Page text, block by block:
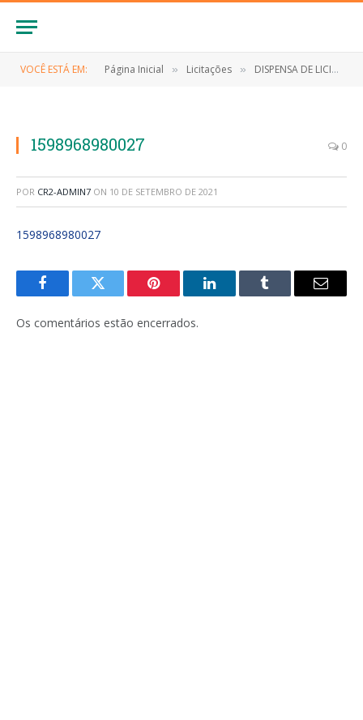
VOCÊ ESTÁ EM: Página Inicial » Licitações » DISPENSA DE LICITAÇÃO Nº 029/2020 (CONTRATAÇÃO DE EMPRESA PARA PRESTAÇÃO DE SERVIÇOS DE DESINFECÇÃO E HIGIENIZAÇÃO)
1598968980027 0
POR CR2-ADMIN7 ON 10 DE SETEMBRO DE 2021
1598968980027
FacebookTwitter Pinterest LinkedInTumblr
E-
Os comentários estão encerrados.